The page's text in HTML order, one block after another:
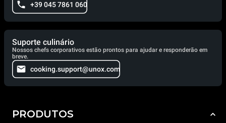
+39 045 7861 060
Suporte culinário
Nossos chefs corporativos estão prontos para ajudar e responderão em
breve.
cooking.support@unox.com
PRODUTOS